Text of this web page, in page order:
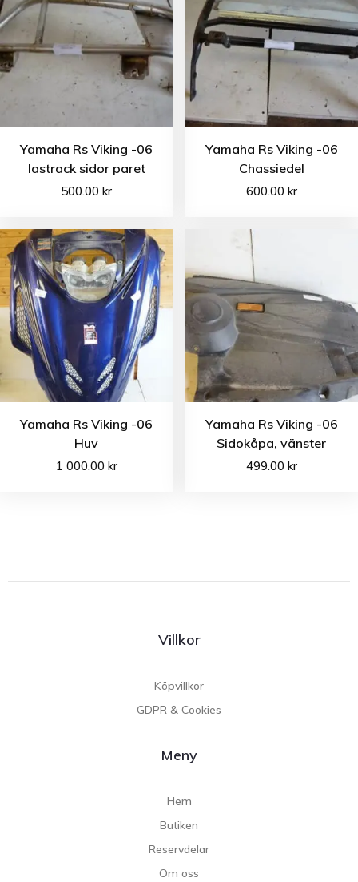
Yamaha Rs Viking -06
lastrack sidor paret
500.00kr
Yamaha Rs Viking -06
Chassiedel
600.00 kr
Yamaha Rs Viking -06
Huv
1 000.00 kr
Yamaha Rs Viking -06
Sidokåpa, vänster
499.00 kr
Villkor
Köpvillkor
GDPR & Cookies
Meny
Hem
Butiken
Reservdelar
Om oss